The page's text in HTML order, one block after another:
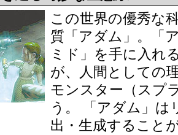
この世界の優秀な
質「アダム」。「
ミド」を手に入れ
が、人間としての
モンスター（スプ
う。 「アダム」は
出・生成すること